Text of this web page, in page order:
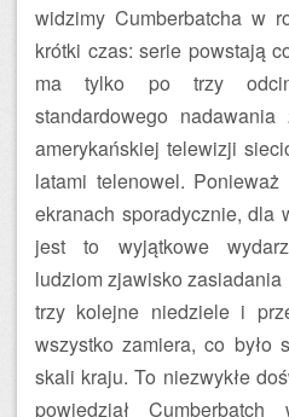
widzimy Cumberbatcha w
krótki czas: serie powstają
ma tylko po trzy
standardowego
amerykańskiej telewizji
latami telenowel.
ekranach sporadycznie, dla
jest to wyjątkowe
ludziom zjawisko
trzy kolejne niedziele i
wszystko zamiera, co było
skali kraju. To niezwykłe
powiedział